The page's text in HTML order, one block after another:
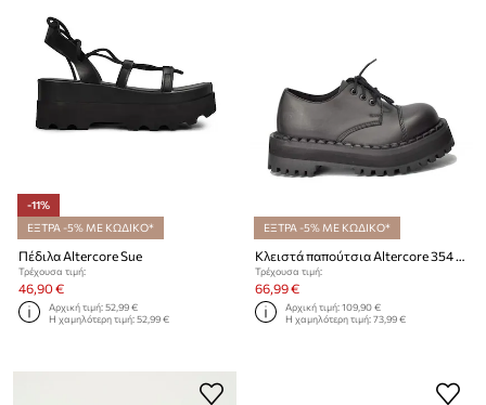
-11%
ΕΞΤΡΑ -5% ΜΕ ΚΩΔΙΚΟ*
Πέδιλα Altercore Sue
Τρέχουσα τιμή:
46,90 €
Αρχική τιμή:52,99 €
Η χαμηλότερη τιμή:52,99 €
ΕΞΤΡΑ -5% ΜΕ ΚΩΔΙΚΟ*
Τρέχουσα τιμή:
66,99 €
Αρχική τιμή:109,90 €
Η χαμηλότερη τιμή:73,99 €